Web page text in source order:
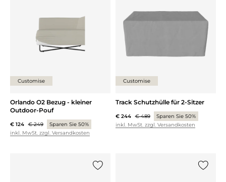
Customise
Orlando O2 Bezug - kleiner
Outdoor-Pouf
€ 124 € 249
Sparen Sie 50%
inkl. MwSt. zzgl. Versandkosten
Customise
Track Schutzhülle für 2-Sitzer
€ 244 € 489
Sparen Sie 50%
inkl. MwSt. zzgl. Versandkosten